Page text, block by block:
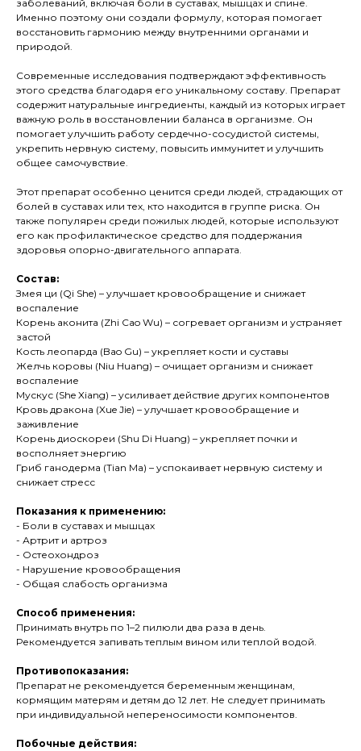
заболеваний, включая боли в суставах, мышцах и спине.
Именно поэтому они создали формулу, которая помогает
восстановить гармонию между внутренними органами и
природой.
Современные исследования подтверждают эффективность
этого средства благодаря его уникальному составу. Препарат
содержит натуральные ингредиенты, каждый из которых играет
важную роль в восстановлении баланса в организме. Он
помогает улучшить работу сердечно-сосудистой системы,
укрепить нервную систему, повысить иммунитет и улучшить
общее самочувствие.
Этот препарат особенно ценится среди людей, страдающих от
болей в суставах или тех, кто находится в группе риска. Он
также популярен среди пожилых людей, которые используют
его как профилактическое средство для поддержания
здоровья опорно-двигательного аппарата.
Состав:
Змея ци (Qi She) – улучшает кровообращение и снижает
воспаление
Корень аконита (Zhi Cao Wu) – согревает организм и устраняет
застой
Кость леопарда (Bao Gu) – укрепляет кости и суставы
Желчь коровы (Niu Huang) – очищает организм и снижает
воспаление
Мускус (She Xiang) – усиливает действие других компонентов
Кровь дракона (Xue Jie) – улучшает кровообращение и
заживление
Корень диоскореи (Shu Di Huang) – укрепляет почки и
восполняет энергию
Гриб ганодерма (Tian Ma) – успокаивает нервную систему и
снижает стресс
Показания к применению:
- Боли в суставах и мышцах
- Артрит и артроз
- Остеохондроз
- Нарушение кровообращения
- Общая слабость организма
Способ применения:
Принимать внутрь по 1–2 пилюли два раза в день.
Рекомендуется запивать теплым вином или теплой водой.
Противопоказания:
Препарат не рекомендуется беременным женщинам,
кормящим матерям и детям до 12 лет. Не следует принимать
при индивидуальной непереносимости компонентов.
Побочные действия: